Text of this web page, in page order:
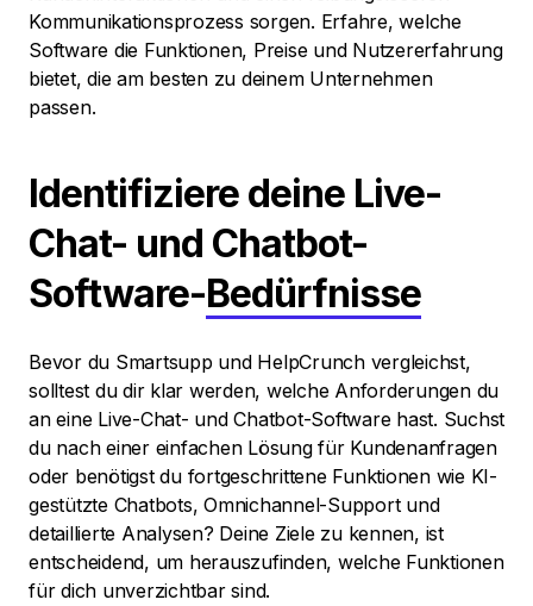
Kommunikationsprozess sorgen. Erfahre, welche
Software die Funktionen, Preise und Nutzererfahrung
bietet, die am besten zu deinem Unternehmen
passen.
Identifiziere deine Live-
Chat- und Chatbot-
Software-Bedürfnisse
Bevor du Smartsupp und HelpCrunch vergleichst,
solltest du dir klar werden, welche Anforderungen du
an eine Live-Chat- und Chatbot-Software hast. Suchst
du nach einer einfachen Lösung für Kundenanfragen
oder benötigst du fortgeschrittene Funktionen wie KI-
gestützte Chatbots, Omnichannel-Support und
detaillierte Analysen? Deine Ziele zu kennen, ist
entscheidend, um herauszufinden, welche Funktionen
für dich unverzichtbar sind.